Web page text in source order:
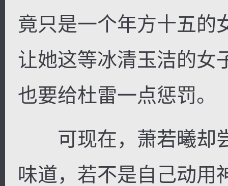
竟只是一个年方十五的
让她这等冰清玉洁的女
也要给杜雷一点惩罚。
可现在，萧若曦却尝
味道，若不是自己动用